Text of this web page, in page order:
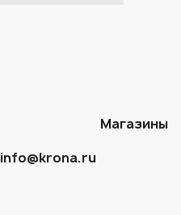
Магазины
info@krona.ru